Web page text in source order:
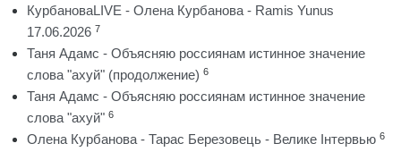
КурбановаLIVE - Олена Курбанова - Ramis Yunus
17.06.2026 7
Таня Адамс - Объясняю россиянам истинное значение
слова "ахуй" (продолжение) 6
Таня Адамс - Объясняю россиянам истинное значение
слова "ахуй" 6
Олена Курбанова - Тарас Березовець - Велике Інтервью 6